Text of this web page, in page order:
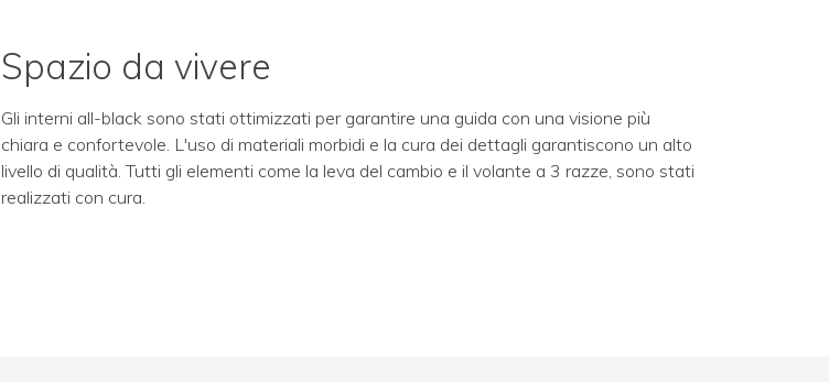
Spazio da vivere
Gli interni all-black sono stati ottimizzati per garantire una guida con una visione più
chiara e confortevole. L'uso di materiali morbidi e la cura dei dettagli garantiscono un alto
livello di qualità. Tutti gli elementi come la leva del cambio e il volante a 3 razze, sono stati
realizzati con cura.